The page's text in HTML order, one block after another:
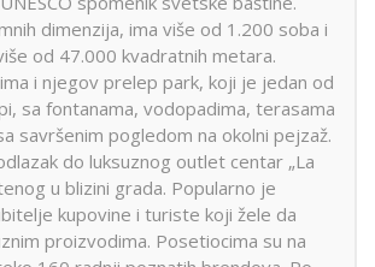
dimenzija, ima više od 1.200 soba i
od 47.000 kvadratnih metara.
i njegov prelep park, koji je jedan od
sa fontanama, vodopadima, terasama
savršenim pogledom na okolni pejzaž.
do luksuznog outlet centar „La
u blizini grada. Popularno je
kupovine i turiste koji žele da
proizvodima. Posetiocima su na